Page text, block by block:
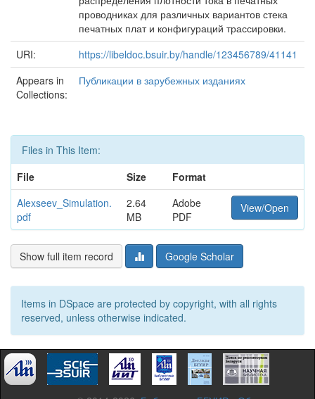
проводниках для различных вариантов стека
печатных плат и конфигураций трассировки.
URI:
https://libeldoc.bsuir.by/handle/123456789/41141
Appears in
Collections:
Публикации в зарубежных изданиях
Files in This Item:
File
Size
Format
Alexseev_Simulation.
pdf
2.64
MB
Adobe
PDF
View/Open
Show full item record Google Scholar
Items in DSpace are protected by copyright, with all rights
reserved, unless otherwise indicated.